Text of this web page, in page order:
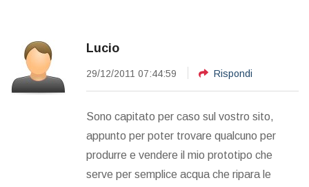
Lucio
29/12/2011 07:44:59 Rispondi
Sono capitato per caso sul vostro sito,
appunto per poter trovare qualcuno per
produrre e vendere il mio prototipo che
serve per semplice acqua che ripara le